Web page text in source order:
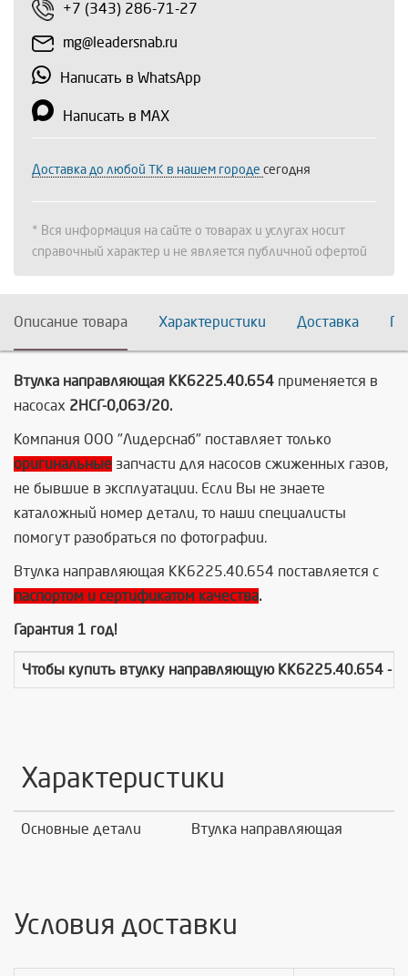
+7 (343) 286-71-27
mg@leadersnab.ru
Написать в WhatsApp
Написать в MAX
Доставка до любой ТК в нашем городе сегодня
* Вся информация на сайте о товарах и услугах носит
справочный характер и не является публичной офертой
Описание товара Характеристики Доставка
Втулка направляющая КК6225.40.654 применяется в
насосах 2НСГ-0,063/20.
Компания ООО "Лидерснаб" поставляет только
оригинальные запчасти для насосов сжиженных газов,
не бывшие в эксплуатации. Если Вы не знаете
каталожный номер детали, то наши специалисты
помогут разобраться по фотографии.
Втулка направляющая КК6225.40.654 поставляется с
паспортом и сертификатом качества.
Гарантия 1 год!
Чтобы купить втулку направляющую КК6225.40.654 -
Характеристики
Основные детали Втулка направляющая
Условия доставки